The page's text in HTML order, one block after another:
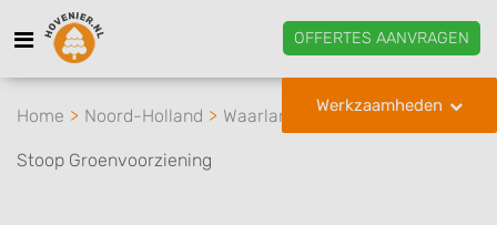
OFFERTES AANVRAGEN
Werkzaamheden
Home Noord-Holland Waarland
Stoop Groenvoorziening